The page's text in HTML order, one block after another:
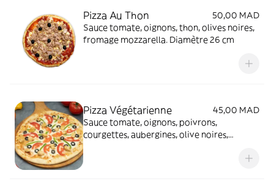
Pizza Au Thon
50,00 MAD
Sauce tomate, oignons, thon, olives noires,
fromage mozzarella. Diamètre 26 cm
Pizza Végétarienne
45,00 MAD
Sauce tomate, oignons, poivrons,
courgettes, aubergines, olive noires,